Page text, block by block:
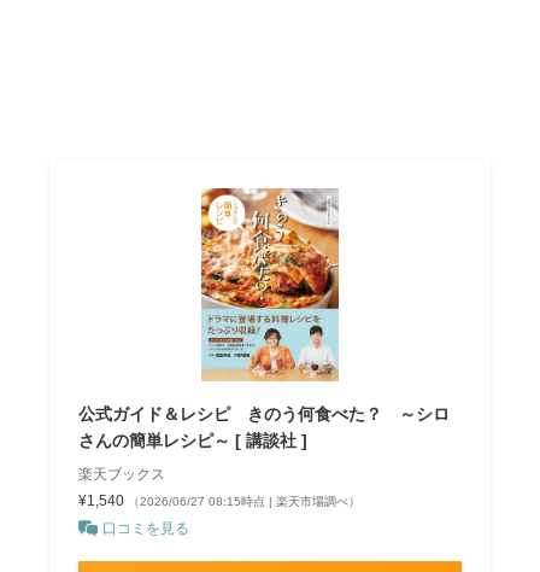
公式ガイド＆レシピ きのう何食べた？ ～シロ
さんの簡単レシピ～ [ 講談社 ]
楽天ブックス
¥1,540
（2026/06/27 08:15時点 | 楽天市場調べ）
口コミを見る